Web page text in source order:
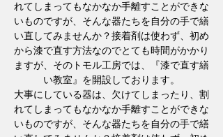
れてしまってもなかなか手離すことができな
いものですが、そんな器たちを自分の手で繕
い直してみませんか？接着剤は使わず、初め
から漆で直す方法なのでとても時間がかかり
ますが、そのトモル工房では、『漆で直す繕
い教室』を開設しております。
大事にしている器は、欠けてしまったり、割
れてしまってもなかなか手離すことができな
いものですが、そんな器たちを自分の手で繕